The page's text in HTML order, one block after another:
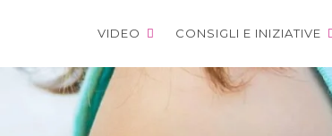
VIDEO CONSIGLI E INIZIATIVE